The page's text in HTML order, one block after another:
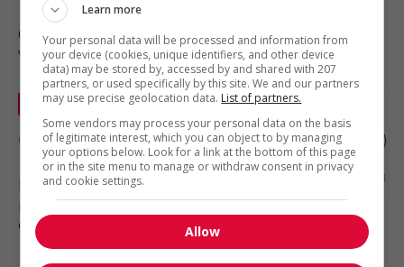
Québec, QC
Vente, achat et service à la clientèle
En vedette
Grillardin
Lévis, QC
et loisirs
Learn more
Your personal data will be processed and information from
your device (cookies, unique identifiers, and other device
data) may be stored by, accessed by and shared with 207
partners, or used specifically by this site. We and our partners
may use precise geolocation data. List of partners.
Some vendors may process your personal data on the basis
of legitimate interest, which you can object to by managing
your options below. Look for a link at the bottom of this page
or in the site menu to manage or withdraw consent in privacy
and cookie settings.
Allow